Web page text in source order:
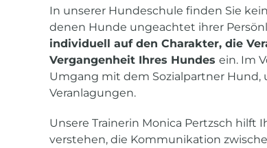
In unserer Hundeschule finden Sie
denen Hunde ungeachtet ihrer
individuell auf den Charakter, die
Vergangenheit Ihres Hundes ein. Im
Umgang mit dem Sozialpartner
Veranlagungen.
Unsere Trainerin Monica Pertzsch hilft
verstehen, die Kommunikation